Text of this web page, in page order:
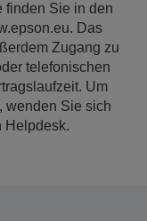
finden Sie in den
Das
Zugang zu
telefonischen
Um
wenden Sie sich
Helpdesk.